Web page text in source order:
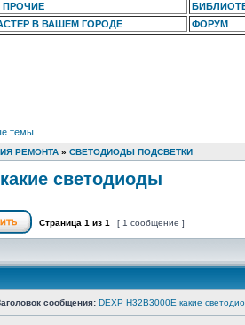
В ВАШЕМ ГОРОДЕ
ФОРУМ
темы
РЕМОНТА » СВЕТОДИОДЫ ПОДСВЕТКИ
светодиоды
Страница 1 из 1 [ 1 сообщение ]
сообщения: DEXP H32B3000E какие